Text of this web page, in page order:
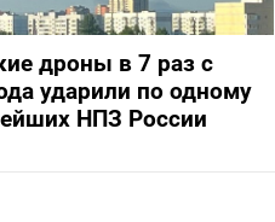
дроны в 7 раз с
ударили по одному
НПЗ России